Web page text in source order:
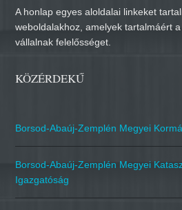
A honlap egyes aloldalai linkeket
weboldalakhoz, amelyek tartalmáért
vállalnak felelősséget.
KÖZÉRDEKŰ
Borsod-Abaúj-Zemplén Megyei
Borsod-Abaúj-Zemplén Megyei
Igazgatóság